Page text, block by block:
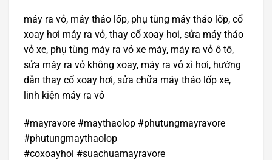
máy ra vỏ, máy tháo lốp, phụ tùng máy tháo lốp, cổ
xoay hơi máy ra vỏ, thay cổ xoay hơi, sửa máy tháo
vỏ xe, phụ tùng máy ra vỏ xe máy, máy ra vỏ ô tô,
sửa máy ra vỏ không xoay, máy ra vỏ xì hơi, hướng
dẫn thay cổ xoay hơi, sửa chữa máy tháo lốp xe,
linh kiện máy ra vỏ
#mayravore #maythaolop #phutungmayravore
#phutungmaythaolop
#coxoayhoi #suachuamayravore